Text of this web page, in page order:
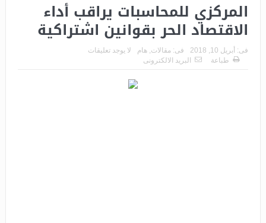
المركزي للمحاسبات يراقب أداء
الاقتصاد الحر بقوانين اشتراكية
فى: أبريل 10, 2018 فى: مقالات, هام
لا يوجد تعليقات
طباعة
البريد الالكترونى